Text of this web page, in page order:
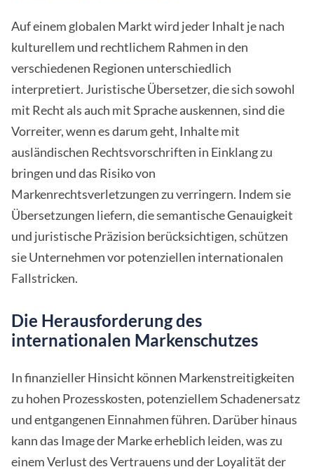
Auf einem globalen Markt wird jeder Inhalt je nach
kulturellem und rechtlichem Rahmen in den
verschiedenen Regionen unterschiedlich
interpretiert. Juristische Übersetzer, die sich sowohl
mit Recht als auch mit Sprache auskennen, sind die
Vorreiter, wenn es darum geht, Inhalte mit
ausländischen Rechtsvorschriften in Einklang zu
bringen und das Risiko von
Markenrechtsverletzungen zu verringern. Indem sie
Übersetzungen liefern, die semantische Genauigkeit
und juristische Präzision berücksichtigen, schützen
sie Unternehmen vor potenziellen internationalen
Fallstricken.
Die Herausforderung des
internationalen Markenschutzes
In finanzieller Hinsicht können Markenstreitigkeiten
zu hohen Prozesskosten, potenziellem Schadenersatz
und entgangenen Einnahmen führen. Darüber hinaus
kann das Image der Marke erheblich leiden, was zu
einem Verlust des Vertrauens und der Loyalität der